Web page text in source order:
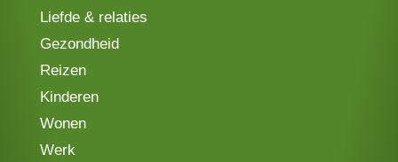
Liefde & relaties
Gezondheid
Reizen
Kinderen
Wonen
Werk